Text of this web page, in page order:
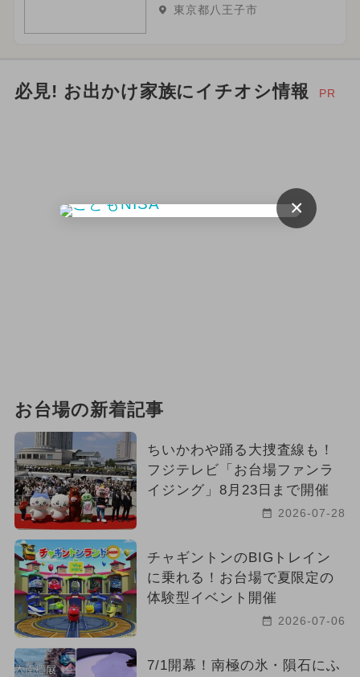
東京都八王子市
必見! お出かけ家族にイチオシ情報 PR
お台場の新着記事
ちいかわや踊る大捜査線も！
フジテレビ「お台場ファンラ
イジング」8月23日まで開催
2026-07-28
チャギントンのBIGトレイン
に乗れる！お台場で夏限定の
体験型イベント開催
2026-07-06
7/1開幕！南極の氷・隕石にふ
×